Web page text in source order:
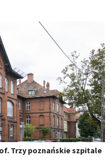
Trzy poznańskie szpitale